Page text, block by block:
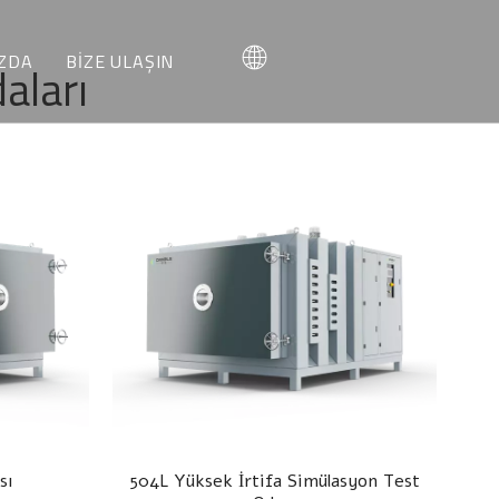
BİZE ULAŞIN
504L Yüksek İrtifa Simülasyon Test